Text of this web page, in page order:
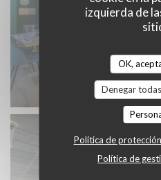
izquierda de
OK,
Denegar
Política de
Política de